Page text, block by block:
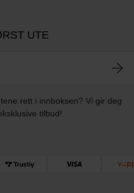
UTE
rett i innboksen? Vi gir deg
tilbud!